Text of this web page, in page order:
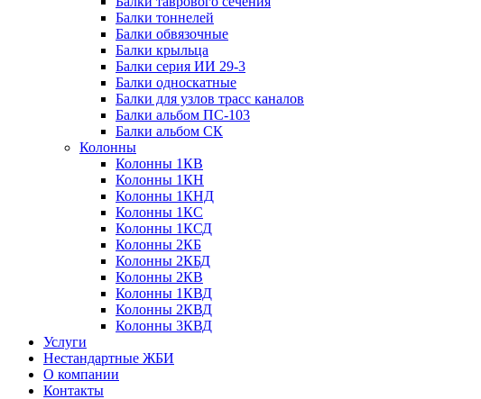
Балки тоннелей
Балки обвязочные
Балки крыльца
Балки серия ИИ 29-3
Балки односкатные
Балки для узлов трасс каналов
Балки альбом ПС-103
Балки альбом СК
Колонны
Колонны 1КВ
Колонны 1КН
Колонны 1КНД
Колонны 1КС
Колонны 1КСД
Колонны 2КБ
Колонны 2КБД
Колонны 2КВ
Колонны 1КВД
Колонны 2КВД
Колонны 3КВД
Услуги
Нестандартные ЖБИ
О компании
Контакты